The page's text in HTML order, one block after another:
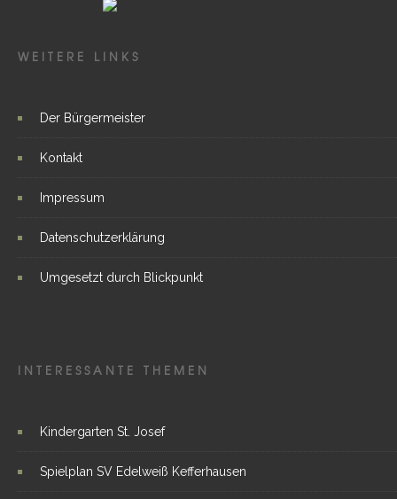
WEITERE LINKS
Der Bürgermeister
Kontakt
Impressum
Datenschutzerklärung
Umgesetzt durch Blickpunkt
INTERESSANTE THEMEN
Kindergarten St. Josef
Spielplan SV Edelweiß Kefferhausen